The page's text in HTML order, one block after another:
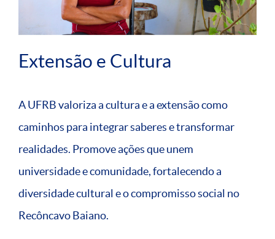
Extensão e Cultura
A UFRB valoriza a cultura e a extensão como
caminhos para integrar saberes e transformar
realidades. Promove ações que unem
universidade e comunidade, fortalecendo a
diversidade cultural e o compromisso social no
Recôncavo Baiano.